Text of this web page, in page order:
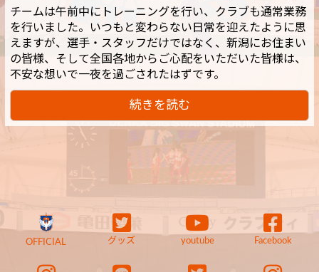
チームは午前中にトレーニングを行い、クラブも通常業務
を行いました。いつもと変わらない日常を迎えたように思
えますが、選手・スタッフだけではなく、新潟にお住まい
の皆様、そして全国各地からご心配をいただいた皆様は、
不安な想いで一夜を過ごされたはずです。
続きを読む
OFFICIAL グッズ youtube Facebook